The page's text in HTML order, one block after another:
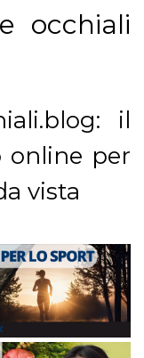
occhiali
il
per
vista
web per quanto
da vista. Sul
professionali
gli occhiali più
dei clip che